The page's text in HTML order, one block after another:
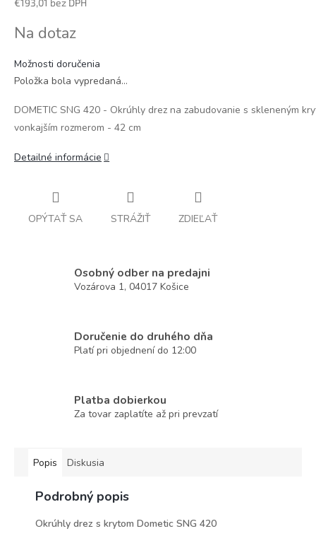
€193,01 bez DPH
cena:
Na dotaz
Možnosti doručenia
Položka bola vypredaná…
DOMETIC SNG 420 - Okrúhly drez na zabudovanie s skleneným
vonkajším rozmerom - 42 cm
Detailné informácie
OPÝTAŤ SA STRÁŽIŤ ZDIEĽAŤ
Osobný odber na predajni
Vozárova 1, 04017 Košice
Doručenie do druhého dňa
Platí pri objednení do 12:00
Platba dobierkou
Za tovar zaplatíte až pri prevzatí
Popis Diskusia
Podrobný popis
Okrúhly drez s krytom Dometic SNG 420